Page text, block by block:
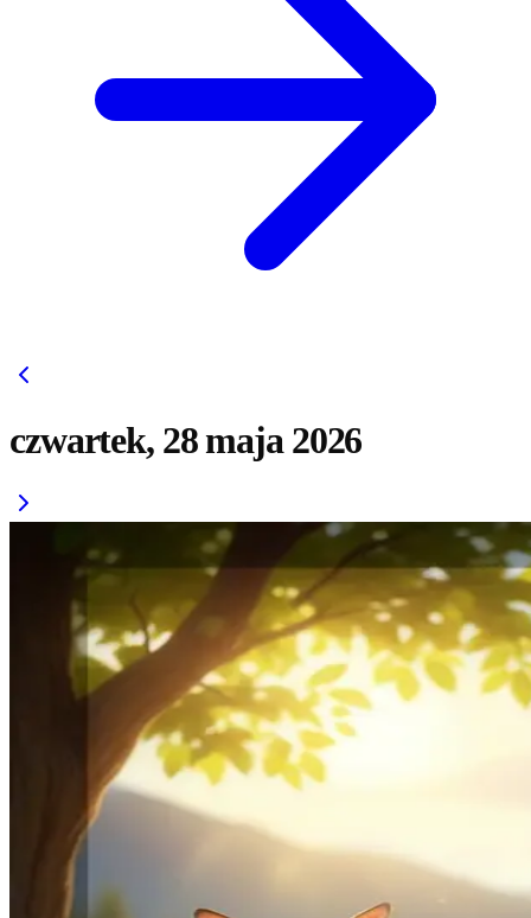
czwartek, 28 maja 2026